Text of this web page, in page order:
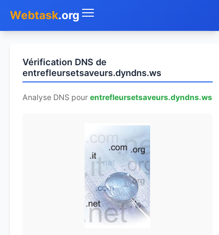
Webtask.org
Whois
Mon IP
Vérification DNS de
entrefleursetsaveurs.dyndns.ws
Analyse DNS pourentrefleursetsaveurs.dyndns.ws